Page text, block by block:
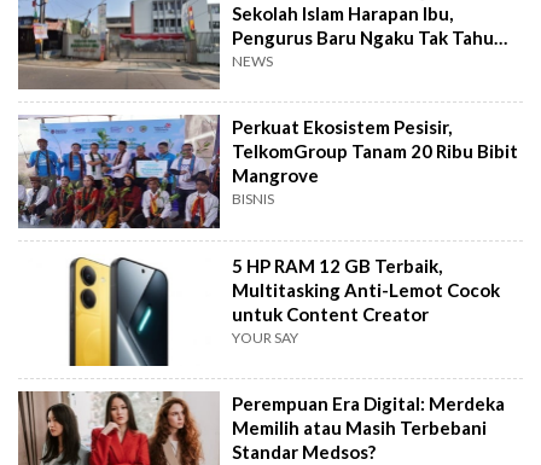
Sekolah Islam Harapan Ibu,
Pengurus Baru Ngaku Tak Tahu
Asal-usulnya
NEWS
Perkuat Ekosistem Pesisir,
TelkomGroup Tanam 20 Ribu Bibit
Mangrove
BISNIS
5 HP RAM 12 GB Terbaik,
Multitasking Anti-Lemot Cocok
untuk Content Creator
YOUR SAY
Perempuan Era Digital: Merdeka
Memilih atau Masih Terbebani
Standar Medsos?